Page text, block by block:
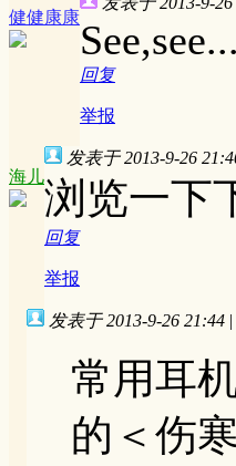
健健康康
回复
举报
海儿
发表于 2013-9-26
浏览一下
回复
举报
发表于 2013-9-26 21:44 |
常用耳
的＜伤